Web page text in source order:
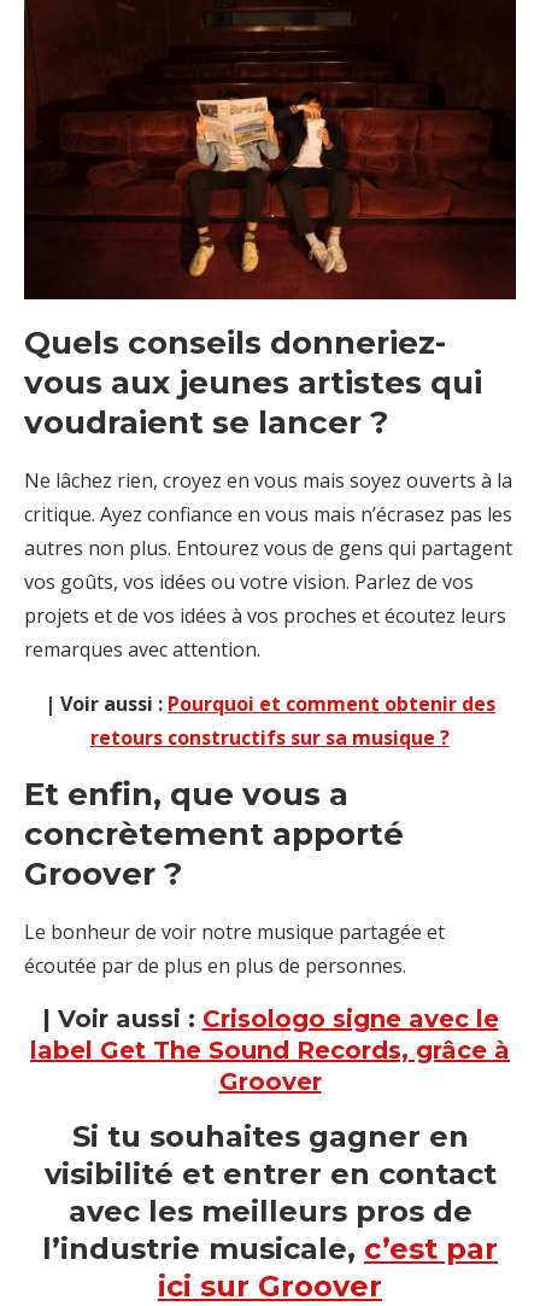
Quels conseils donneriez-
vous aux jeunes artistes qui
voudraient se lancer ?
Ne lâchez rien, croyez en vous mais soyez ouverts à la
critique. Ayez confiance en vous mais n’écrasez pas les
autres non plus. Entourez vous de gens qui partagent
vos goûts, vos idées ou votre vision. Parlez de vos
projets et de vos idées à vos proches et écoutez leurs
remarques avec attention.
| Voir aussi : Pourquoi et comment obtenir des
retours constructifs sur sa musique ?
Et enfin, que vous a
concrètement apporté
Groover ?
Le bonheur de voir notre musique partagée et
écoutée par de plus en plus de personnes.
| Voir aussi : Crisologo signe avec le
label Get The Sound Records, grâce à
Groover
Si tu souhaites gagner en
visibilité et entrer en contact
avec les meilleurs pros de
l’industrie musicale, c’est par
ici sur Groover